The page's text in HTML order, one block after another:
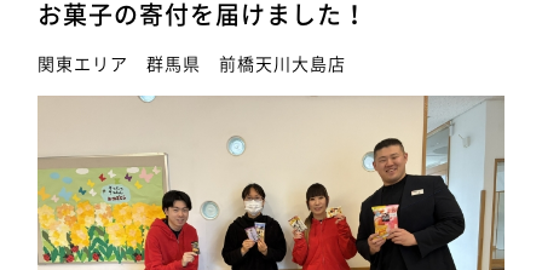
お菓子の寄付を届けました！
関東エリア 群馬県 前橋天川大島店